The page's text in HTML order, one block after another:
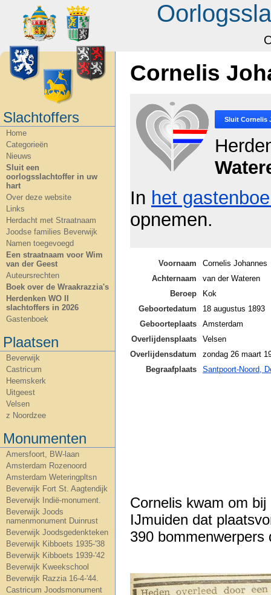
Slachtoffers
Home
Categorieën
Nieuws
Sluit een
oorlogsslachtoffer in uw
hart
Over deze website
Links
Herdacht met Straatnaam
Joodse families Beverwijk
Namen toegevoegd
Een straatnaam voor Wim
van der Geest
Auteursrechten
Boek over de Wraakrazzia's
Herdenken WO II
slachtoffers in 2026
Gastenboek
Plaatsen
Beverwijk
Castricum
Heemskerk
Uitgeest
Velsen
z Noordzee
Monumenten
Amersfoort, BW-laan
Amsterdam Rozenoord
Amsterdam Weteringpltsn
Beverwijk Fort St. Aagtendijk
Beverwijk Indië-monument.
Beverwijk Joods
namenmonument Duinrust
Beverwijk Joodsgedenkteken
Beverwijk Kibboets 1935-'38
Beverwijk Kibboets 1939-'42
Beverwijk Kweekschool
Beverwijk Razzia 16-4-'44.
Castricum Joodsmonument
Cornelis
Sluit Cornelis
In het
opnemen.
Voornaam
Cornelis Johannes
Achternaam
van der Wateren
Beroep
Kok
Geboortedatum
18 augustus 1893
Geboorteplaats
Amsterdam
Overlijdensplaats
Velsen
Overlijdensdatum
zondag 26 maart
Begraafplaats
Santpoort-Noord,
Cornelis kwam om
IJmuiden dat
390